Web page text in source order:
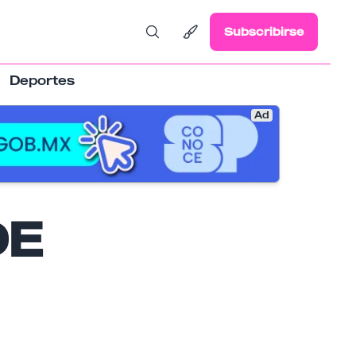
Subscribirse
Deportes
Ad